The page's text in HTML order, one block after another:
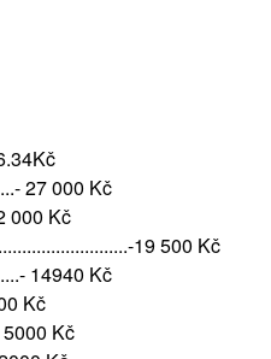
27 000 Kč
000 Kč
19 500 Kč
14940 Kč
Kč
5000 Kč